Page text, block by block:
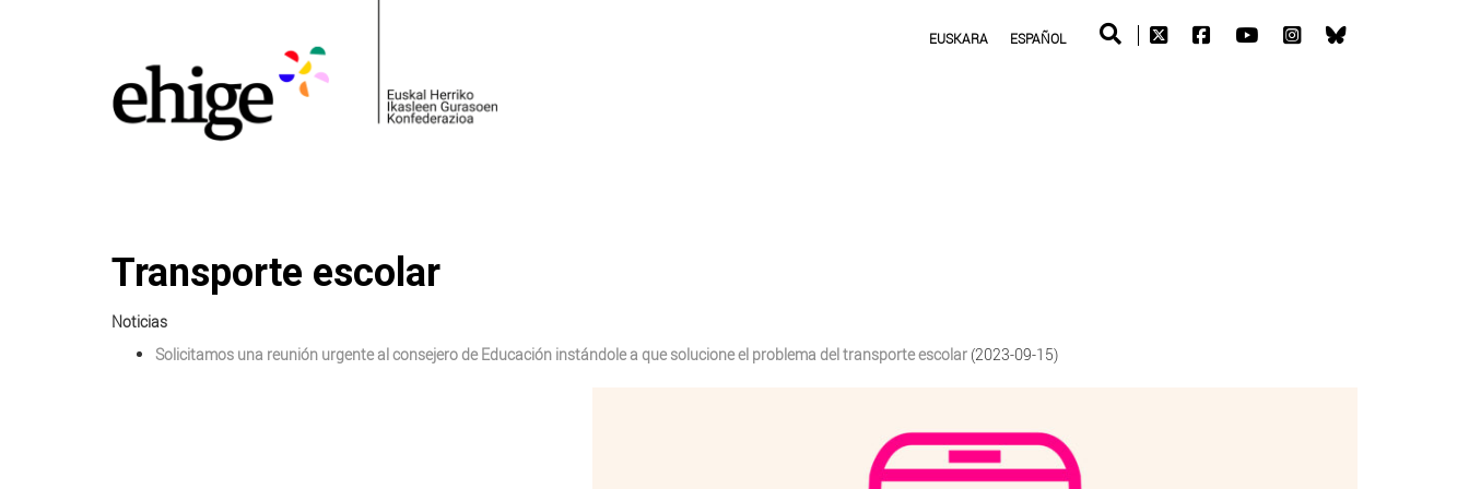
EUSKARA ESPAÑOL
Transporte escolar
Noticias
Solicitamos una reunión urgente al consejero de Educación instándole a que solucione el problema del transporte escolar (2023-09-15)